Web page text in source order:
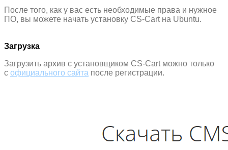
После того, как у вас есть необходимые права и нужное
ПО, вы можете начать установку CS-Cart на Ubuntu.
Загрузка
Загрузить архив с установщиком CS-Cart можно только
с официального сайта после регистрации.